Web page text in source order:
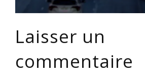
Laisser un
commentaire